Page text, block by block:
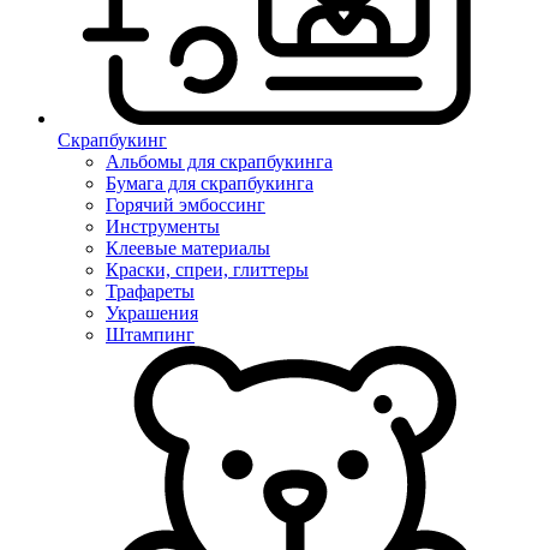
Скрапбукинг
Альбомы для скрапбукинга
Бумага для скрапбукинга
Горячий эмбоссинг
Инструменты
Клеевые материалы
Краски, спреи, глиттеры
Трафареты
Украшения
Штампинг